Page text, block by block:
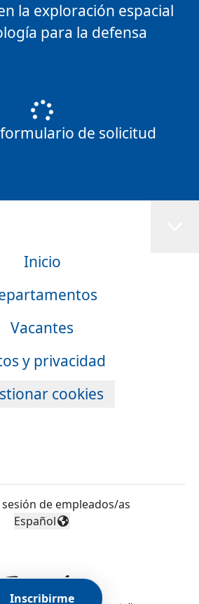
Inscribirme
la exploración espacial
para la defensa
de solicitud
Inicio
Vacantes
y privacidad
cookies
de empleados/as
Cambiar idioma
Español